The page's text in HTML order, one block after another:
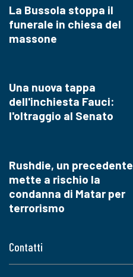
Contatti
La Bussola stoppa il
funerale in chiesa del
massone
Una nuova tappa
dell'inchiesta Fauci:
l'oltraggio al Senato
Rushdie, un precedente
mette a rischio la
condanna di Matar per
terrorismo